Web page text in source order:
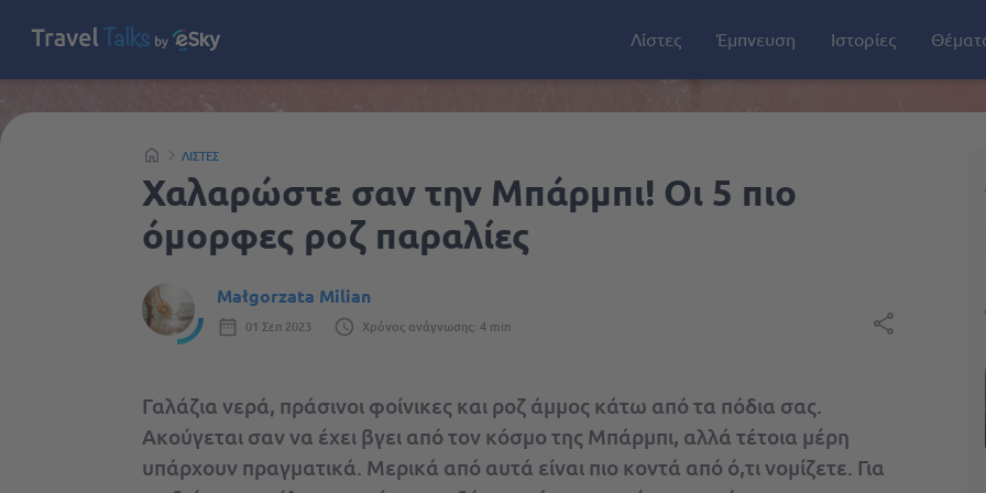
Λίστες Έμπνευση Ιστορίες
ΛΊΣΤΕΣ
Χαλαρώστε σαν την Μπάρμπι! Οι 5 πιο
όμορφες ροζ παραλίες
Małgorzata Milian
01 Σεπ 2023 Χρόνος ανάγνωσης: 4 min
Γαλάζια νερά, πράσινοι φοίνικες και ροζ άμμος κάτω από τα πόδια σας.
Ακούγεται σαν να έχει βγει από τον κόσμο της Μπάρμπι, αλλά τέτοια μέρη
υπάρχουν πραγματικά. Μερικά από αυτά είναι πιο κοντά από ό,τι νομίζετε. Για